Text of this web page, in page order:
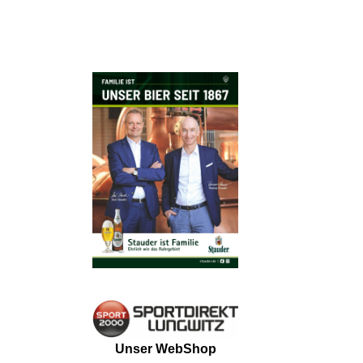
Unser WebShop